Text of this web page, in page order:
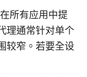
所有应用中提
理通常针对单个
较窄。若要全设